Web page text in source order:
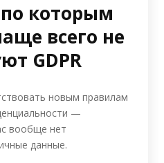
которым
всего не
GDPR
новым правилам
—
вообще нет
данные.